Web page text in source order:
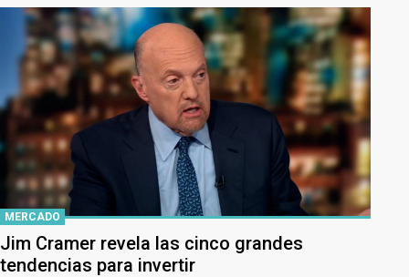
MERCADO
Jim Cramer revela las cinco grandes
tendencias para invertir